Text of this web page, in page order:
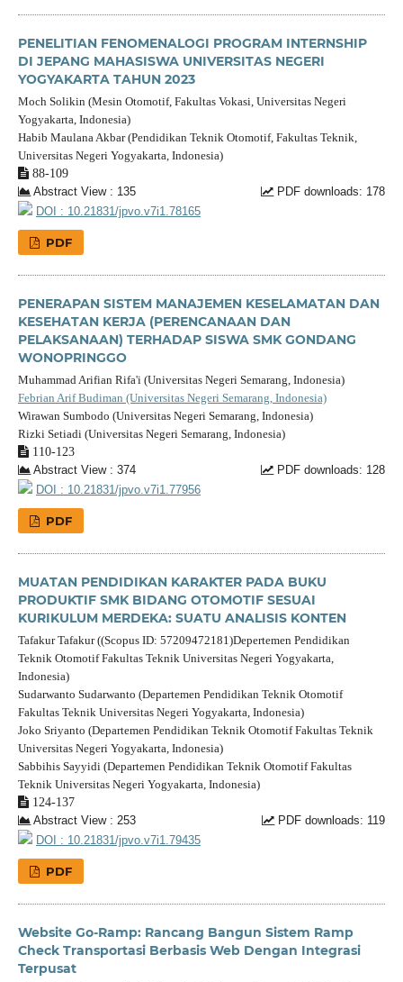
PENELITIAN FENOMENALOGI PROGRAM INTERNSHIP
DI JEPANG MAHASISWA UNIVERSITAS NEGERI
YOGYAKARTA TAHUN 2023
Moch Solikin (Mesin Otomotif, Fakultas Vokasi, Universitas Negeri
Yogyakarta, Indonesia)
Habib Maulana Akbar (Pendidikan Teknik Otomotif, Fakultas Teknik,
Universitas Negeri Yogyakarta, Indonesia)
88-109
Abstract View : 135
PDF downloads: 178
DOI : 10.21831/jpvo.v7i1.78165
PDF
PENERAPAN SISTEM MANAJEMEN KESELAMATAN DAN
KESEHATAN KERJA (PERENCANAAN DAN
PELAKSANAAN) TERHADAP SISWA SMK GONDANG
WONOPRINGGO
Muhammad Arifian Rifa'i (Universitas Negeri Semarang, Indonesia)
Febrian Arif Budiman (Universitas Negeri Semarang, Indonesia)
Wirawan Sumbodo (Universitas Negeri Semarang, Indonesia)
Rizki Setiadi (Universitas Negeri Semarang, Indonesia)
110-123
Abstract View : 374
PDF downloads: 128
DOI : 10.21831/jpvo.v7i1.77956
PDF
MUATAN PENDIDIKAN KARAKTER PADA BUKU
PRODUKTIF SMK BIDANG OTOMOTIF SESUAI
KURIKULUM MERDEKA: SUATU ANALISIS KONTEN
Tafakur Tafakur ((Scopus ID: 57209472181)Depertemen Pendidikan
Teknik Otomotif Fakultas Teknik Universitas Negeri Yogyakarta,
Indonesia)
Sudarwanto Sudarwanto (Departemen Pendidikan Teknik Otomotif
Fakultas Teknik Universitas Negeri Yogyakarta, Indonesia)
Joko Sriyanto (Departemen Pendidikan Teknik Otomotif Fakultas Teknik
Universitas Negeri Yogyakarta, Indonesia)
Sabbihis Sayyidi (Departemen Pendidikan Teknik Otomotif Fakultas
Teknik Universitas Negeri Yogyakarta, Indonesia)
124-137
Abstract View : 253
PDF downloads: 119
DOI : 10.21831/jpvo.v7i1.79435
PDF
Website Go-Ramp: Rancang Bangun Sistem Ramp
Check Transportasi Berbasis Web Dengan Integrasi
Terpusat